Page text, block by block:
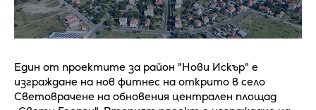
Един от проектите за район "Нови Искър" е
изграждане на нов фитнес на открито в село
Световрачене на обновения централен площад